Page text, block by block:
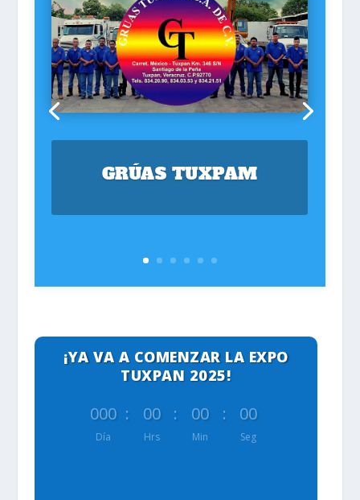
GRÚAS TUXPAM
¡YA VA A COMENZAR LA EXPO
TUXPAN 2025!
000
Día
: 00
Hrs
: 00
Min
: 00
Seg